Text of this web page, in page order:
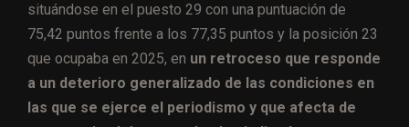
situándose en el puesto 29 con una puntuación de
75,42 puntos frente a los 77,35 puntos y la posición 23
que ocupaba en 2025, en un retroceso que responde
a un deterioro generalizado de las condiciones en
las que se ejerce el periodismo y que afecta de